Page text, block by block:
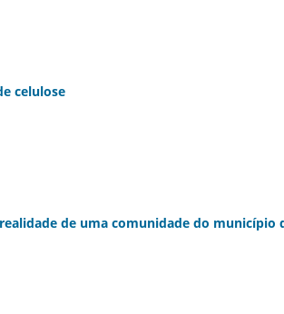
celulose
de uma comunidade do município